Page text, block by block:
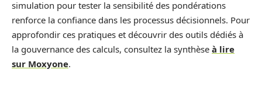
simulation pour tester la sensibilité des pondérations
renforce la confiance dans les processus décisionnels. Pour
approfondir ces pratiques et découvrir des outils dédiés à
la gouvernance des calculs, consultez la synthèse à lire
sur Moxyone.